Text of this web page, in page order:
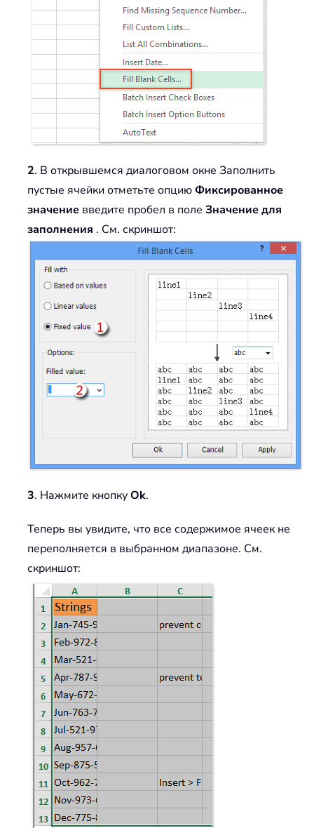
2. В открывшемся диалоговом окне Заполнить
пустые ячейки отметьте опциюФиксированное
значение введите пробел в поле Значение для
заполнения . См. скриншот:
3. Нажмите кнопкуOk.
Теперь вы увидите, что все содержимое ячеек не
переполняется в выбранном диапазоне. См.
скриншот: